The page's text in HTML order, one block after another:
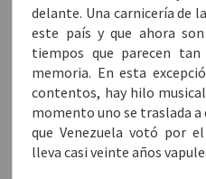
delante. Una carnicería de
este país y que ahora
tiempos que parecen
memoria. En esta
contentos, hay hilo
momento uno se traslada a
que Venezuela votó por
lleva casi veinte años